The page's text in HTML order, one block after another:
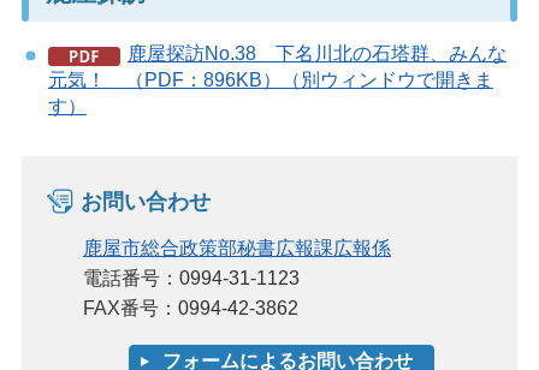
鹿屋探訪No.38 下名川北の石塔群、みんな
元気！ （PDF：896KB）（別ウィンドウで開きま
す）
お問い合わせ
鹿屋市総合政策部秘書広報課広報係
電話番号：0994-31-1123
FAX番号：0994-42-3862